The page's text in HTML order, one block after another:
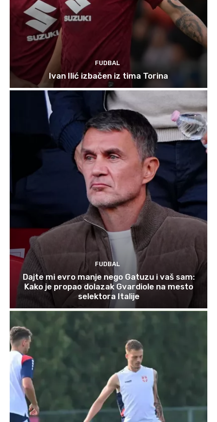
FUDBAL
Ivan Ilić izbačen iz tima Torina
FUDBAL
Dajte mi evro manje nego Gatuzu i vaš sam:
Kako je propao dolazak Gvardiole na mesto
selektora Italije